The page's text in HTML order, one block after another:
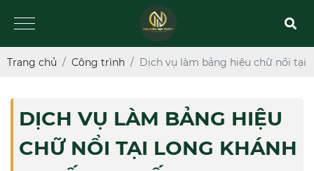
Trang chủ Công trình Dịch vụ làm bảng hiệu chữ nổi tại
DỊCH VỤ LÀM BẢNG HIỆU
CHỮ NỔI TẠI LONG KHÁNH